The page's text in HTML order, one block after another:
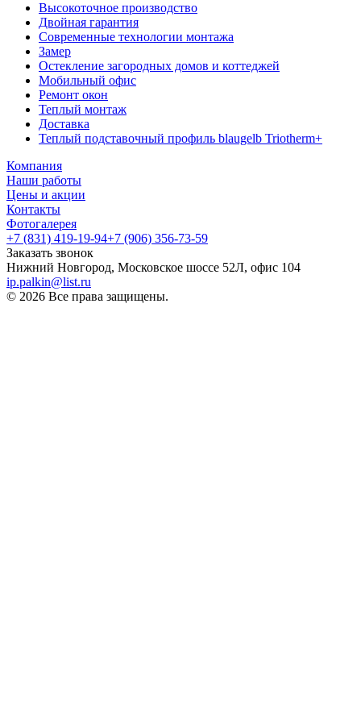
Высокоточное производство
Двойная гарантия
Современные технологии монтажа
Замер
Остекление загородных домов и коттеджей
Мобильный офис
Ремонт окон
Теплый монтаж
Доставка
Теплый подставочный профиль blaugelb Triotherm+
Компания
Наши работы
Цены и акции
Контакты
Фотогалерея
+7 (831) 419-19-94+7 (906) 356-73-59
Заказать звонок
Нижний Новгород, Московское шоссе 52Л, офис 104
ip.palkin@list.ru
© 2026 Все права защищены.